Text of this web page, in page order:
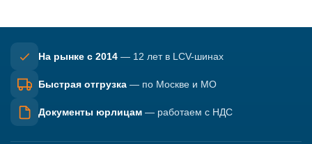
На рынке с 2014 — 12 лет в LCV-шинах
Быстрая отгрузка — по Москве и МО
Документы юрлицам — работаем с НДС